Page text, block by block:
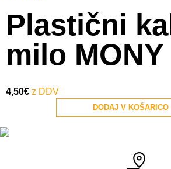
Plastični
milo MONY
4,50€
DODAJ V KOŠARICO